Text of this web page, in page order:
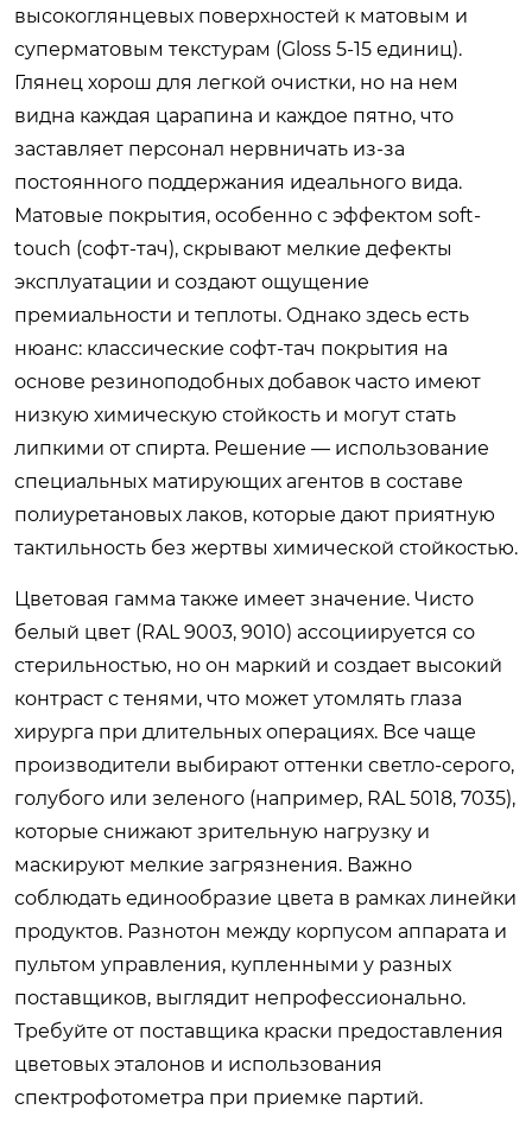
высокоглянцевых поверхностей к матовым и
суперматовым текстурам (Gloss 5-15 единиц).
Глянец хорош для легкой очистки, но на нем
видна каждая царапина и каждое пятно, что
заставляет персонал нервничать из-за
постоянного поддержания идеального вида.
Матовые покрытия, особенно с эффектом soft-
touch (софт-тач), скрывают мелкие дефекты
эксплуатации и создают ощущение
премиальности и теплоты. Однако здесь есть
нюанс: классические софт-тач покрытия на
основе резиноподобных добавок часто имеют
низкую химическую стойкость и могут стать
липкими от спирта. Решение — использование
специальных матирующих агентов в составе
полиуретановых лаков, которые дают приятную
тактильность без жертвы химической стойкостью.
Цветовая гамма также имеет значение. Чисто
белый цвет (RAL 9003, 9010) ассоциируется со
стерильностью, но он маркий и создает высокий
контраст с тенями, что может утомлять глаза
хирурга при длительных операциях. Все чаще
производители выбирают оттенки светло-серого,
голубого или зеленого (например, RAL 5018, 7035),
которые снижают зрительную нагрузку и
маскируют мелкие загрязнения. Важно
соблюдать единообразие цвета в рамках линейки
продуктов. Разнотон между корпусом аппарата и
пультом управления, купленными у разных
поставщиков, выглядит непрофессионально.
Требуйте от поставщика краски предоставления
цветовых эталонов и использования
спектрофотометра при приемке партий.